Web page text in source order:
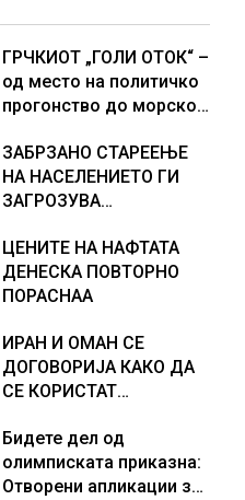
ГРЧКИОТ „ГОЛИ ОТОК“ –
од место на политичко
прогонство до морско
ЗАБРЗАНО СТАРЕЕЊЕ
НА НАСЕЛЕНИЕТО ГИ
ЗАГРОЗУВА
ВО ЕВРОПА и
долгорочниот
економски раст
ЦЕНИТЕ НА НАФТАТА
ДЕНЕСКА ПОВТОРНО
ПОРАСНАА
ИРАН И ОМАН СЕ
ДОГОВОРИЈА КАКО ДА
СЕ КОРИСТАТ
КОРИДОРИ ЗА
БРОДОВИТЕ НИЗ
ОРМУСКАТА ТЕСНИНА
Бидете дел од
олимписката приказна:
Отворени апликации за